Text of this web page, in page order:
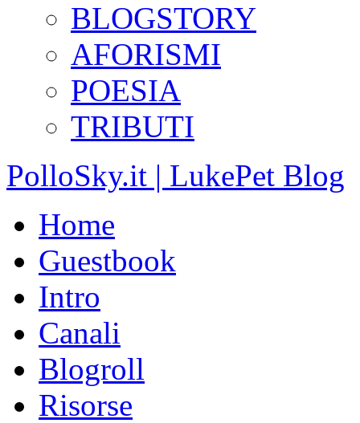
BLOGSTORY
AFORISMI
POESIA
TRIBUTI
PolloSky.it | LukePet Blog
Home
Guestbook
Intro
Canali
Blogroll
Risorse